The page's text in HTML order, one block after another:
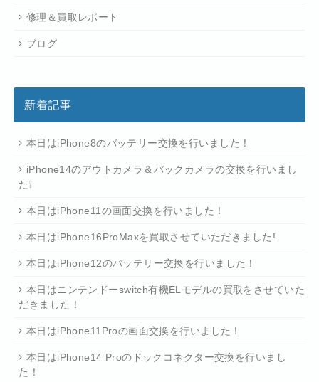
修理＆買取レポート
ブログ
新着記事
本日はiPhone8のバッテリー交換を行いました！
iPhone14のアウトカメラ＆バックカメラの交換を行いまし
た❕
本日はiPhone11の画面交換を行いました！
本日はiPhone16ProMaxを買取させていただきました!
本日はiPhone12のバッテリー交換を行いました！
本日はニンテンドーswitch有機ELモデルの買取をさせていた
だきました！
本日はiPhone11Proの画面交換を行いました！
本日はiPhone14 Proのドックコネクター交換を行いまし
た！